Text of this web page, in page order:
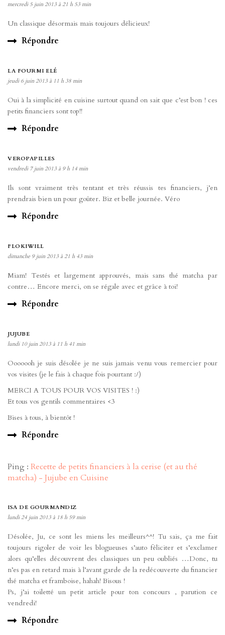
mercredi 5 juin 2013 à 21 h 53 min
Un classique désormais mais toujours délicieux!
Répondre
LA FOURMI ELÉ
jeudi 6 juin 2013 à 11 h 38 min
Oui à la simplicité en cuisine surtout quand on sait que c’est bon ! ces
petits financiers sont top!!
Répondre
VEROPAPILLES
vendredi 7 juin 2013 à 9 h 14 min
Ils sont vraiment très tentant et très réussis tes financiers, j’en
prendrais bien un pour goûter. Biz et belle journée. Véro
Répondre
FLOKIWILL
dimanche 9 juin 2013 à 21 h 43 min
Miam! Testés et largement approuvés, mais sans thé matcha par
contre… Encore merci, on se régale avec et grâce à toi!
Répondre
JUJUBE
lundi 10 juin 2013 à 11 h 41 min
Ooooooh je suis désolée je ne suis jamais venu vous remercier pour
vos visites (je le fais à chaque fois pourtant :/)
MERCI A TOUS POUR VOS VISITES ! :)
Et tous vos gentils commentaires <3
Bises à tous, à bientôt !
Répondre
Ping : Recette de petits financiers à la cerise (et au thé
matcha) - Jujube en Cuisine
ISA DE GOURMANDIZ
lundi 24 juin 2013 à 18 h 59 min
Désolée, Ju, ce sont les miens les meilleurs^^! Tu sais, ça me fait
toujours rigoler de voir les blogueuses s’auto féliciter et s’exclamer
alors qu’elles découvrent des classiques un peu oubliés …Donc, tu
n’es pas en retard mais à l’avant garde de la redécouverte du financier
thé matcha et framboise, hahah! Bisous !
Ps, j’ai toiletté un petit article pour ton concours , parution ce
vendredi!
Répondre